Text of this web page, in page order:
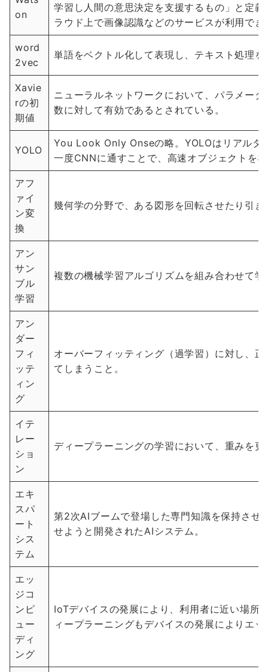
on
学習し人間の意思決定を支援するもの」と定
ラウド上で画像認識などのサービスが利用でき
word
2vec
単語をベクトル化して表現し、テキスト処理
Xavie
rの初
期値
ニューラルネットワークにおいて、パラメー
数に対して有効であるとされている。
YOLO
You Look Only Onseの略。YOLOはリアルタ
一度CNNに通すことで、高速オブジェクトを
アフ
ァイ
ン変
換
幾何学の分野で、ある図形を回転させたり引
アン
サン
ブル
学習
複数の機械学習アルゴリズムを組み合わせて
アン
ダー
フィ
ッテ
ィン
グ
オーバーフィッティング（過学習）に対し、
てしまうこと。
イテ
レー
ショ
ン
ディープラーニングの学習において、重みを
エキ
スパ
ート
シス
テム
第2次AIブームで登場した専門知識を保持させ
せようと開発されたAIシステム。
エッ
ジコ
ンピ
ュー
ディ
ング
IoTデバイスの発展により、利用者に近い場所
ィープラーニングもデバイスの発展によりエ